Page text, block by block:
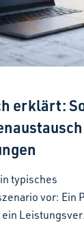
erklärt:
typisches
vor: Ein